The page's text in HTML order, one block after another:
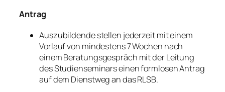
Antrag
Auszubildende stellen jederzeit mit einem
Vorlauf von mindestens 7 Wochen nach
einem Beratungsgespräch mit der Leitung
des Studienseminars einen formlosen Antrag
auf dem Dienstweg an das RLSB.